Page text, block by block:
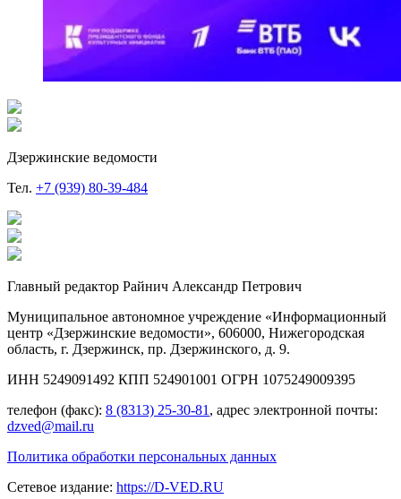
Дзержинские ведомости
Тел. +7 (939) 80-39-484
Главный редактор Райнич Александр Петрович
Муниципальное автономное учреждение «Информационный
центр «Дзержинские ведомости», 606000, Нижегородская
область, г. Дзержинск, пр. Дзержинского, д. 9.
ИНН 5249091492 КПП 524901001 ОГРН 1075249009395
телефон (факс): 8 (8313) 25-30-81 , адрес электронной почты:
dzved@mail.ru
Политика обработки персональных данных
Сетевое издание: https://D-VED.RU